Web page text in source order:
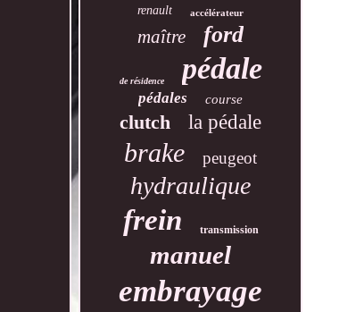
renault accélérateur
maître ford
de résidence pédale
pédales course
clutch la pédale
brake peugeot
hydraulique
frein transmission
manuel
embrayage